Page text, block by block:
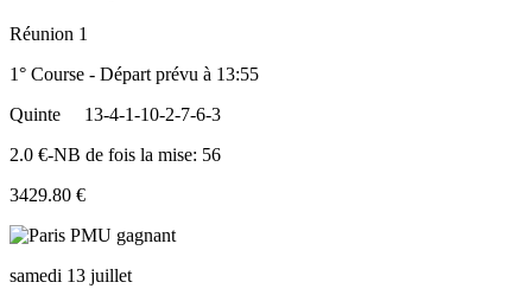
Réunion 1
1° Course - Départ prévu à 13:55
Quinte
13-4-1-10-2-7-6-3
2.0 €-NB de fois la mise: 56
3429.80 €
samedi 13 juillet